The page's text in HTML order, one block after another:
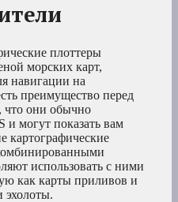
плоттеры
морских карт,
навигации на
преимущество перед
они обычно
и могут показать вам
картографические
использовать с ними
как карты приливов и
эхолоты.